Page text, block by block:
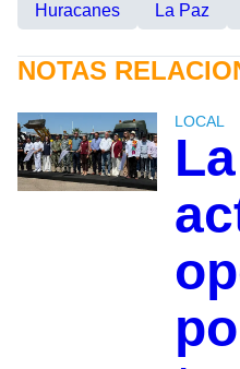
Huracanes La Paz
NOTAS
LOCAL